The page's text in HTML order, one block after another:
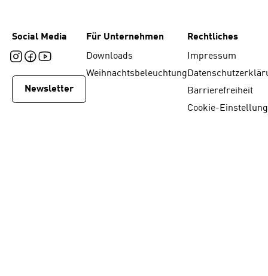
Social Media
Newsletter
Für Unternehmen
Downloads
Weihnachtsbeleuchtung
Rechtliches
Impressum
Barrierefreiheit
Cookie-